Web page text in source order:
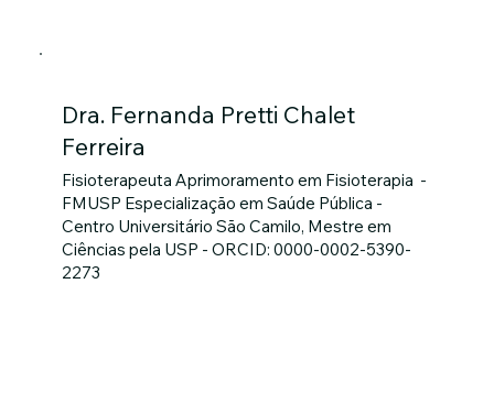
Fisioterapeuta Aprimoramento em Fisioterapia -
FMUSP Especialização em Saúde Pública -
Centro Universitário São Camilo, Mestre em
Ciências pela USP - ORCID: 0000-0002-5390-
2273
Dra. Fernanda Pretti Chalet
Ferreira